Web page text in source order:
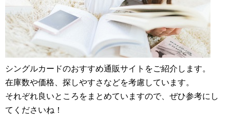
シングルカードのおすすめ通販サイトをご紹介します。
在庫数や価格、探しやすさなどを考慮しています。
それぞれ良いところをまとめていますので、ぜひ参考にし
てくださいね！